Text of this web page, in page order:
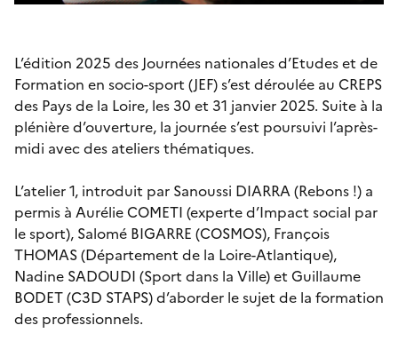
L’édition 2025 des Journées nationales d’Etudes et de
Formation en socio-sport (JEF) s’est déroulée au CREPS
des Pays de la Loire, les 30 et 31 janvier 2025. Suite à la
plénière d’ouverture, la journée s’est poursuivi l’après-
midi avec des ateliers thématiques.
L’atelier 1, introduit par Sanoussi DIARRA (Rebons !) a
permis à Aurélie COMETI (experte d’Impact social par
le sport), Salomé BIGARRE (COSMOS), François
THOMAS (Département de la Loire-Atlantique),
Nadine SADOUDI (Sport dans la Ville) et Guillaume
BODET (C3D STAPS) d’aborder le sujet de la formation
des professionnels.